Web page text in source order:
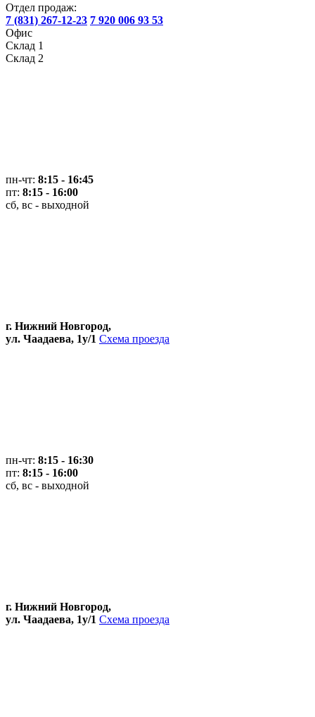
Отдел продаж:
7 (831) 267-12-23 7 920 006 93 53
Офис
Склад 1
Склад 2
пн-чт: 8:15 - 16:45
пт: 8:15 - 16:00
сб, вс - выходной
г. Нижний Новгород,
ул. Чаадаева, 1у/1 Схема проезда
пн-чт: 8:15 - 16:30
пт: 8:15 - 16:00
сб, вс - выходной
г. Нижний Новгород,
ул. Чаадаева, 1у/1 Схема проезда